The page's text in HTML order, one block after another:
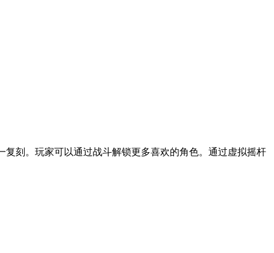
刻。玩家可以通过战斗解锁更多喜欢的角色。通过虚拟摇杆